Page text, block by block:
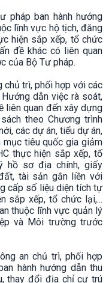
pháp ban hành hướng
lĩnh vực hộ tịch, đăng
hiện sắp xếp, tổ chức
đề khác có liên quan
của Bộ Tư pháp.
chủ trì, phối hợp với các
Hướng dẫn việc rà soát,
liên quan đến xây dựng
theo Chương trình
các dự án, tiểu dự án,
mục tiêu quốc gia giảm
thực hiện sắp xếp, tố
hồ sơ địa chính, giấy
tài sản gắn liền với
cấp số liệu diện tích tự
sắp xếp, tổ chức lại,...
thuộc lĩnh vực quản lý
và Môi trường trước
an chủ trì, phối hợp
hành hướng dẫn thu
thay đổi địa chỉ cư trú